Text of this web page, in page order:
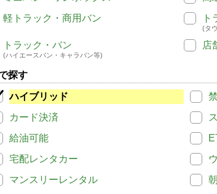
軽トラック・商用バン
ト
(タ
トラック・バン
(ハイエースバン・キャラバン等)
店
探す
ハイブリッド
カード決済
給油可能
宅配レンタカー
マンスリーレンタル